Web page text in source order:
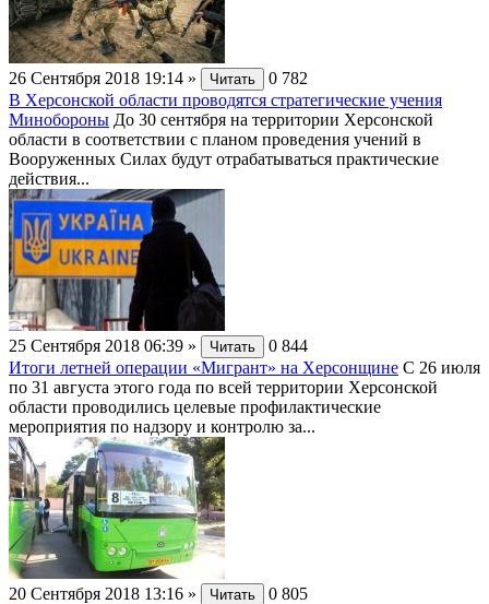
26 Сентября 2018 19:14 » Читать 0 782
В Херсонской области проводятся стратегические учения
Минобороны До 30 сентября на территории Херсонской
области в соответствии с планом проведения учений в
Вооруженных Силах будут отрабатываться практические
действия...
25 Сентября 2018 06:39 » Читать 0 844
Итоги летней операции «Мигрант» на Херсонщине С 26 июля
по 31 августа этого года по всей территории Херсонской
области проводились целевые профилактические
мероприятия по надзору и контролю за...
20 Сентября 2018 13:16 » Читать 0 805